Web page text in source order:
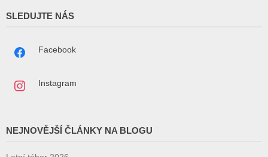
SLEDUJTE NÁS
Facebook
Instagram
NEJNOVĚJŠÍ ČLÁNKY NA BLOGU